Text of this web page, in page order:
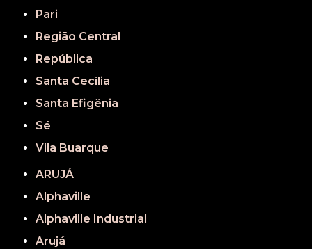
Pari
Região Central
República
Santa Cecília
Santa Efigênia
Sé
Vila Buarque
ARUJÁ
Alphaville
Alphaville Industrial
Arujá